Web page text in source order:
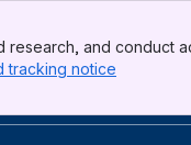
and conduct
tracking notice